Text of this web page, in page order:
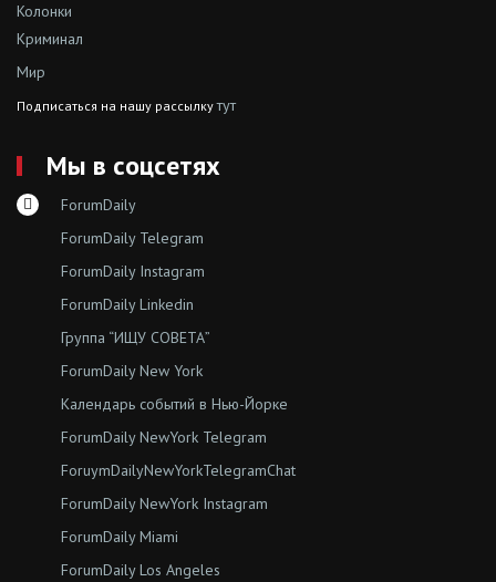
Колонки
Криминал
Мир
Подписаться на нашу рассылкутут
Мы в соцсетях
ForumDaily
ForumDaily Telegram
ForumDaily Instagram
ForumDaily Linkedin
Группа “ИЩУ СОВЕТА”
ForumDaily New York
Календарь событий в Нью-Йорке
ForumDaily NewYork Telegram
ForuymDailyNewYorkTelegramChat
ForumDaily NewYork Instagram
ForumDaily Miami
ForumDaily Los Angeles